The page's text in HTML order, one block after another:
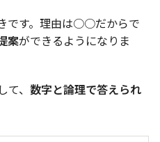
です。理由は○○だからで
案ができるようになりま
て、数字と論理で答えられ